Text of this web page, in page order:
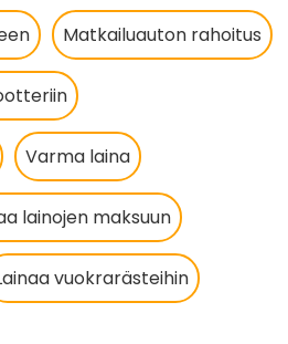
Matkailuauton rahoitus
Varma laina
lainojen maksuun
vuokrarästeihin